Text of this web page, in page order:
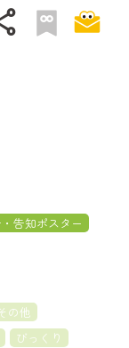
告知ポスター
の他
びっくり